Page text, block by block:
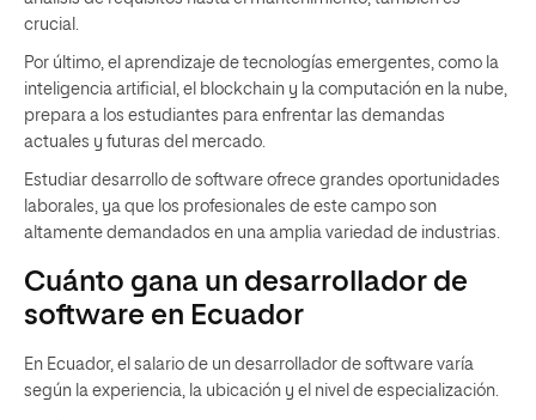
crucial.
Por último, el aprendizaje de tecnologías emergentes, como la
inteligencia artificial, el blockchain y la computación en la nube,
prepara a los estudiantes para enfrentar las demandas
actuales y futuras del mercado.
Estudiar desarrollo de software ofrece grandes oportunidades
laborales, ya que los profesionales de este campo son
altamente demandados en una amplia variedad de industrias.
Cuánto gana un desarrollador de
software en Ecuador
En Ecuador, el salario de un desarrollador de software varía
según la experiencia, la ubicación y el nivel de especialización.